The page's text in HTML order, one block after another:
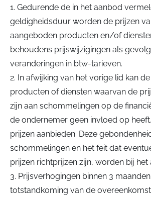
1. Gedurende de in het aanbod
geldigheidsduur worden de prijzen
aangeboden producten en/of
behoudens prijswijzigingen als
veranderingen in btw-tarieven.
2. In afwijking van het vorige lid kan
producten of diensten waarvan de
zijn aan schommelingen op de
de ondernemer geen invloed op
prijzen aanbieden. Deze
schommelingen en het feit dat
prijzen richtprijzen zijn, worden bij
3. Prijsverhogingen binnen 3
totstandkoming van de